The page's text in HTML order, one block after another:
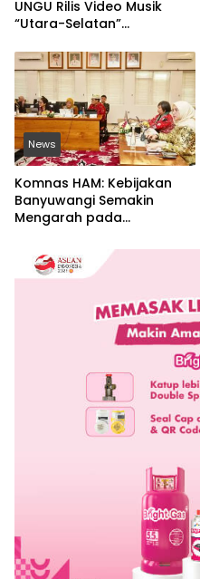
UNGU Rilis Video Musik
“Utara-Selatan”
News
Komnas HAM: Kebijakan
Banyuwangi Semakin
Mengarah pada